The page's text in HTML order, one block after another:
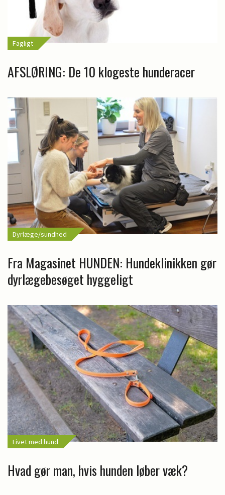
Fagligt
AFSLØRING: De 10 klogeste hunderacer
Dyrlæge/sundhed
Fra Magasinet HUNDEN: Hundeklinikken gør
dyrlægebesøget hyggeligt
Livet med hund
Hvad gør man, hvis hunden løber væk?